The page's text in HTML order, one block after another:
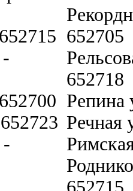
652705
652718
Репина
Речная